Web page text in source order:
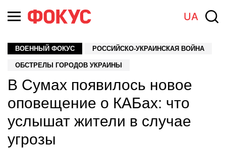
UA
ВОЕННЫЙ ФОКУС РОССИЙСКО-УКРАИНСКАЯ ВОЙНА
ОБСТРЕЛЫ ГОРОДОВ УКРАИНЫ
В Сумах появилось новое
оповещение о КАБах: что
услышат жители в случае
угрозы